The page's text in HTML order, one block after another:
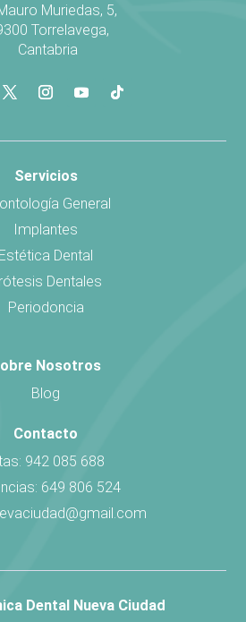
Muriedas, 5,
Torrelavega,
Cantabria
Servicios
General
Implantes
Estética Dental
Dentales
Periodoncia
Nosotros
Blog
Contacto
942 085 688
649 806 524
Dental Nueva Ciudad